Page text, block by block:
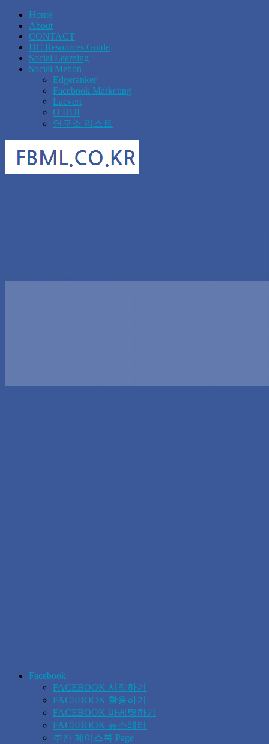
Home
About
CONTACT
DC Resources Guide
Social Learning
Social Metion
Edgeranker
Facebook Marketing
Lacvert
O HUI
연구소 리스트
Facebook
FACEBOOK 시작하기
FACEBOOK 활용하기
FACEBOOK 마케팅하기
FACEBOOK 뉴스레터
추천 페이스북 Page